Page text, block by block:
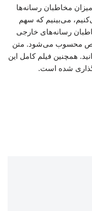
مخاطبان رسانه‌ها
می‌بینیم که سهم
۱۲ درصد و مخاطبان رسانه‌های خارجی
شاخص محسوب می‌شود. متن
همچنین فیلم کامل این
شده است.